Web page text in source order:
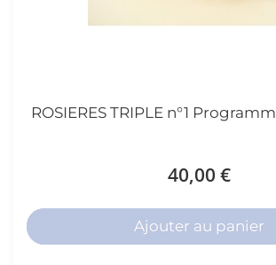
ROSIERES TRIPLE n°1
40,00 €
Ajouter au panier